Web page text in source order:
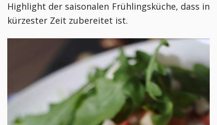
Highlight der saisonalen Frühlingsküche, dass in
kürzester Zeit zubereitet ist.